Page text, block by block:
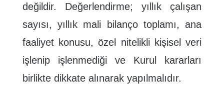
değildir. Değerlendirme; yıllık çalışan
sayısı, yıllık mali bilanço toplamı, ana
faaliyet konusu, özel nitelikli kişisel veri
işlenip işlenmediği ve Kurul kararları
birlikte dikkate alınarak yapılmalıdır.